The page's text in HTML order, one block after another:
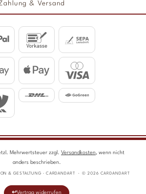
& Versand
Mehrwertsteuer zzgl. Versandkosten, wenn nicht
anders beschrieben.
& GESTALTUNG · CARDANDART · © 2026 CARDANDART
Vertrag widerrufen